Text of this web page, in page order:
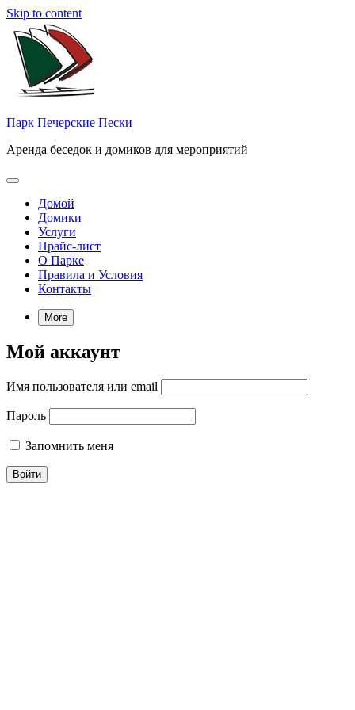
Skip to content
Парк Печерские Пески
Аренда беседок и домиков для мероприятий
Домой
Домики
Услуги
Прайс-лист
О Парке
Правила и Условия
Контакты
More
Мой аккаунт
Имя пользователя или email
Пароль
Запомнить меня